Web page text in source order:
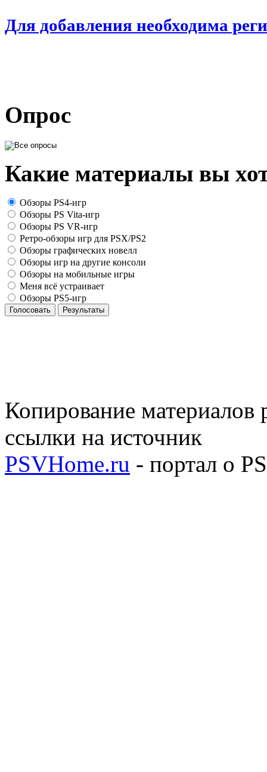
Для добавления необходима
Опрос
Какие материалы вы
Обзоры PS4-игр
Обзоры PS Vita-игр
Обзоры PS VR-игр
Ретро-обзоры игр для PSX/PS2
Обзоры графических новелл
Обзоры игр на другие консоли
Обзоры на мобильные игры
Меня всё устраивает
Обзоры PS5-игр
Голосовать Результаты
Копирование материалов
ссылки на источник
PSVHome.ru - портал о